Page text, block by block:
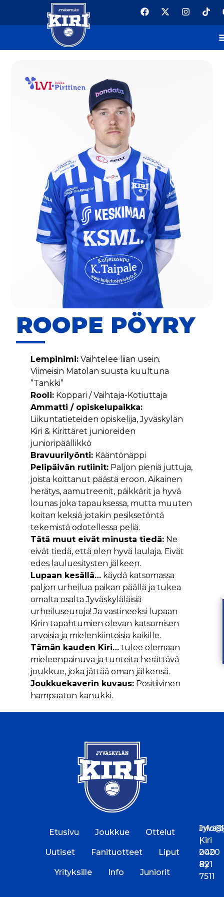
ROOPE PÖYRY
Lempinimi:Vaihtelee liian usein.
Viimeisin Matolan suusta kuultuna
”Tankki”
Rooli:Koppari / Vaihtaja-Kotiuttaja
Ammatti / opiskelupaikka:
Liikuntatieteiden opiskelija, Jyväskylän
Kiri & Kirittäret junioreiden
junioripäällikkö
Bravuurilyönti:Kääntönäppi
Pelipäivän rutiinit:Paljon pieniä juttuja,
joista koittanut päästä eroon. Aikainen
herätys, aamutreenit, päikkärit ja hyvä
lounas joka tapauksessa, mutta muuten
koitan keksiä jotakin pesiksetöntä
tekemistä odotellessa peliä.
Tätä muut eivät minusta tiedä:Ne
eivät tiedä, että olen hyvä laulaja. Eivät
edes lauluesitysten jälkeen.
Lupaan kesällä…käydä katsomassa
paljon urheilua paikan päällä ja tukea
omalta osalta Jyväskyläläisiä
urheiluseuroja! Ja vastineeksi lupaan
Kirin tapahtumien olevan katsomisen
arvoisia ja mielenkiintoisia kaikille.
Tämän kauden Kiri…tulee olemaan
mieleenpainuva ja tunteita herättävä
joukkue, joka jättää oman jälkensä.
Joukkuekaverin kuvaus:Positiivinen
hampaaton kanukki.
Etusivu Joukkue Ottelut
Uutiset Fanituotteet Liput
Yrityksille Info Juniorit
Kiri
2020
Ry
|
040
821
7511